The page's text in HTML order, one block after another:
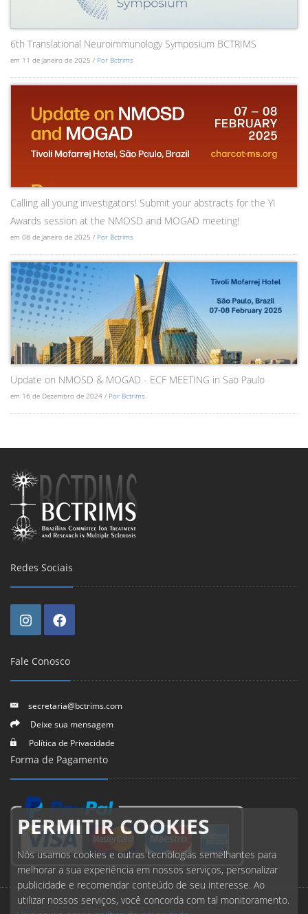
6th Translational Neuroimmunology Symposium BCTRIMS
em 11 de Janeiro de 2025 / Por Bctrims
Calling all young investigators! Submit your abstracts for the YI
Awards session at the NMOSD and MOGAD meeting!
em 08 de Janeiro de 2025 / Por Bctrims
Update on NMOSD & MOGAD - ECF MEETING in Sao Paulo
em 16 de Dezembro de 2024 / Por Bctrims
Redes Sociais
Fale Conosco
secretaria@bctrims.com
Deixe sua mensagem
Política de Privacidade
Forma de Pagamento
PERMITIR COOKIES
Nós usamos cookies e outras tecnologias semelhantes para
melhorar a sua experiência em nossos serviços, personalizar
publicidade e recomendar conteúdo de seu interesse. Ao
utilizar nossos serviços, você concorda com tal monitoramento.